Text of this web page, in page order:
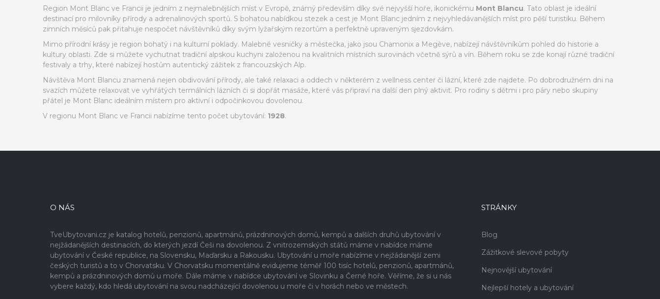
Region Mont Blanc ve Francii je jedním z nejmalebnějších míst v Evropě, známý především díky své nejvyšší hoře, ikonickému Mont Blancu. Tato oblast je ideální
destinací pro milovníky přírody a adrenalinových sportů. S bohatou nabídkou stezek a cest je Mont Blanc jedním z nejvyhledávanějších míst pro pěší turistiku. Během
zimních měsíců pak přitahuje nespočet návštěvníků díky svým lyžařským rezortům a perfektně upraveným sjezdovkám.
Mimo přírodní krásy je region bohatý i na kulturní poklady. Malebné vesničky a městečka, jako jsou Chamonix a Megève, nabízejí návštěvníkům pohled do historie a
kultury oblasti. Zde si můžete vychutnat tradiční alpskou kuchyni založenou na kvalitních místních surovinách včetně sýrů a vín. Během roku se zde konají různé tradiční
festivaly a trhy, které nabízejí hostům autentický zážitek z francouzských Alp.
Návštěva Mont Blancu znamená nejen obdivování přírody, ale také relaxaci a oddech v některém z wellness center či lázní, které zde najdete. Po dobrodružném dni na
svazích můžete relaxovat ve vyhřátých termálních lázních či si dopřát masáže, které vás připraví na další den plný aktivit. Pro rodiny s dětmi i pro páry nebo skupiny
přátel je Mont Blanc ideálním místem pro aktivní i odpočinkovou dovolenou.
V regionu Mont Blanc ve Francii nabízíme tento počet ubytování: 1928.
O NÁS
TveUbytovani.cz je katalog hotelů, penzionů, apartmánů, prázdninových domů, kempů a dalších druhů ubytování v
nejžádanějších destinacích, do kterých jezdí Češi na dovolenou. Z vnitrozemských států máme v nabídce máme
ubytování v České republice, na Slovensku, Maďarsku a Rakousku. Ubytování u moře nabízíme v nejžádanější zemi
českých turistů a to v Chorvatsku. V Chorvatsku momentálně evidujeme téměř 100 tisíc hotelů, penzionů, apartmánů,
kempů a prázdninových domů u moře. Dále máme v nabídce ubytování ve Slovinku a Černé hoře. Věříme, že si u nás
vybere každý, kdo hledá ubytování na svou nadcházející dovolenou u moře či v horách nebo ve městech.
STRÁNKY
Blog
Zážitkové slevové pobyty
Nejnovější ubytování
Nejlepší hotely a ubytování